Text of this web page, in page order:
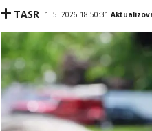
TASR 1. 5. 2026 18:50:31